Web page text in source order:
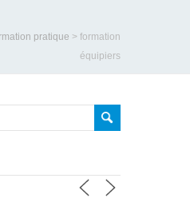
pratique > formation
équipiers